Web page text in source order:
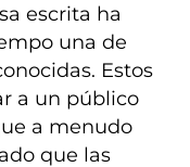
escrita ha
una de
Estos
a un público
a menudo
que las